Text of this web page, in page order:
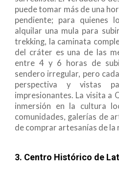
puede tomar más de una
pendiente; para quienes
alquilar una mula para
trekking, la caminata
del cráter es una de las
entre 4 y 6 horas de
sendero irregular, pero
perspectiva y vistas
impresionantes. La visita a
inmersión en la cultura
comunidades, galerías de
de comprar artesanías de la
3. Centro Histórico de